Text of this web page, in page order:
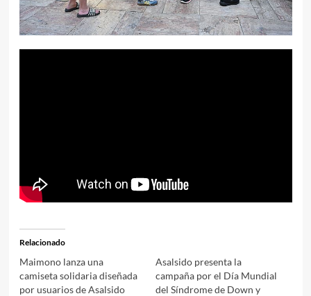
Relacionado
Maimono lanza una
camiseta solidaria diseñada
por usuarios de Asalsido
Asalsido presenta la
campaña por el Día Mundial
del Síndrome de Down y